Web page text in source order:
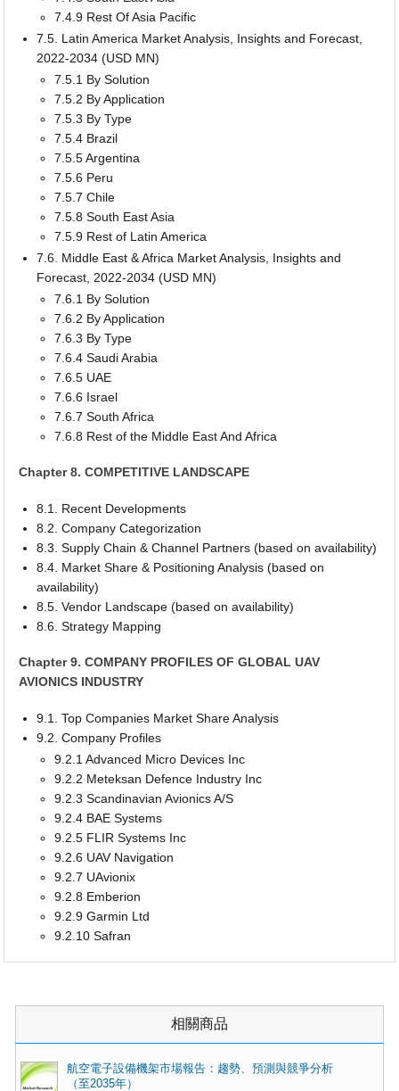
7.4.9 Rest Of Asia Pacific
7.5. Latin America Market Analysis, Insights and Forecast,
2022-2034 (USD MN)
7.5.1 By Solution
7.5.2 By Application
7.5.3 By Type
7.5.4 Brazil
7.5.5 Argentina
7.5.6 Peru
7.5.7 Chile
7.5.8 South East Asia
7.5.9 Rest of Latin America
7.6. Middle East & Africa Market Analysis, Insights and
Forecast, 2022-2034 (USD MN)
7.6.1 By Solution
7.6.2 By Application
7.6.3 By Type
7.6.4 Saudi Arabia
7.6.5 UAE
7.6.6 Israel
7.6.7 South Africa
7.6.8 Rest of the Middle East And Africa
Chapter 8. COMPETITIVE LANDSCAPE
8.1. Recent Developments
8.2. Company Categorization
8.3. Supply Chain & Channel Partners (based on availability)
8.4. Market Share & Positioning Analysis (based on
availability)
8.5. Vendor Landscape (based on availability)
8.6. Strategy Mapping
Chapter 9. COMPANY PROFILES OF GLOBAL UAV
AVIONICS INDUSTRY
9.1. Top Companies Market Share Analysis
9.2. Company Profiles
9.2.1 Advanced Micro Devices Inc
9.2.2 Meteksan Defence Industry Inc
9.2.3 Scandinavian Avionics A/S
9.2.4 BAE Systems
9.2.5 FLIR Systems Inc
9.2.6 UAV Navigation
9.2.7 UAvionix
9.2.8 Emberion
9.2.9 Garmin Ltd
9.2.10 Safran
相關商品
航空電子設備機架市場報告：趨勢、預測與競爭分析
（至2035年）